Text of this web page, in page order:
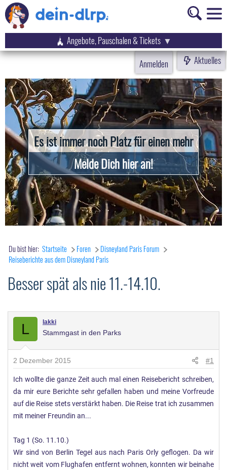
Angebote, Pauschalen & Tickets
Anmelden
Aktuelles
Es ist immer noch Platz für einen mehr
Melde Dich hier an!
Du bist hier: Startseite Foren
Disneyland Paris Forum
Reiseberichte aus dem Disneyland Paris
Besser spät als nie 11.-14.10.
L lakki
Stammgast in den Parks
2 Dezember 2015 #1
Ich wollte die ganze Zeit auch mal einen Reisebericht schreiben,
da mir eure Berichte sehr gefallen haben und meine Vorfreude
auf die Reise stets verstärkt haben. Die Reise trat ich zusammen
mit meiner Freundin an...
Tag 1 (So. 11.10.)
Wir sind von Berlin Tegel aus nach Paris Orly geflogen. Da wir
nicht weit vom Flughafen entfernt wohnen, konnten wir beinahe